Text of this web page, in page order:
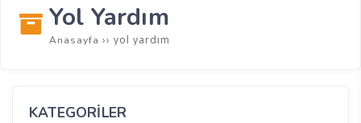
Yol Yardım
Anasayfa ›› yol yardım
KATEGORİLER